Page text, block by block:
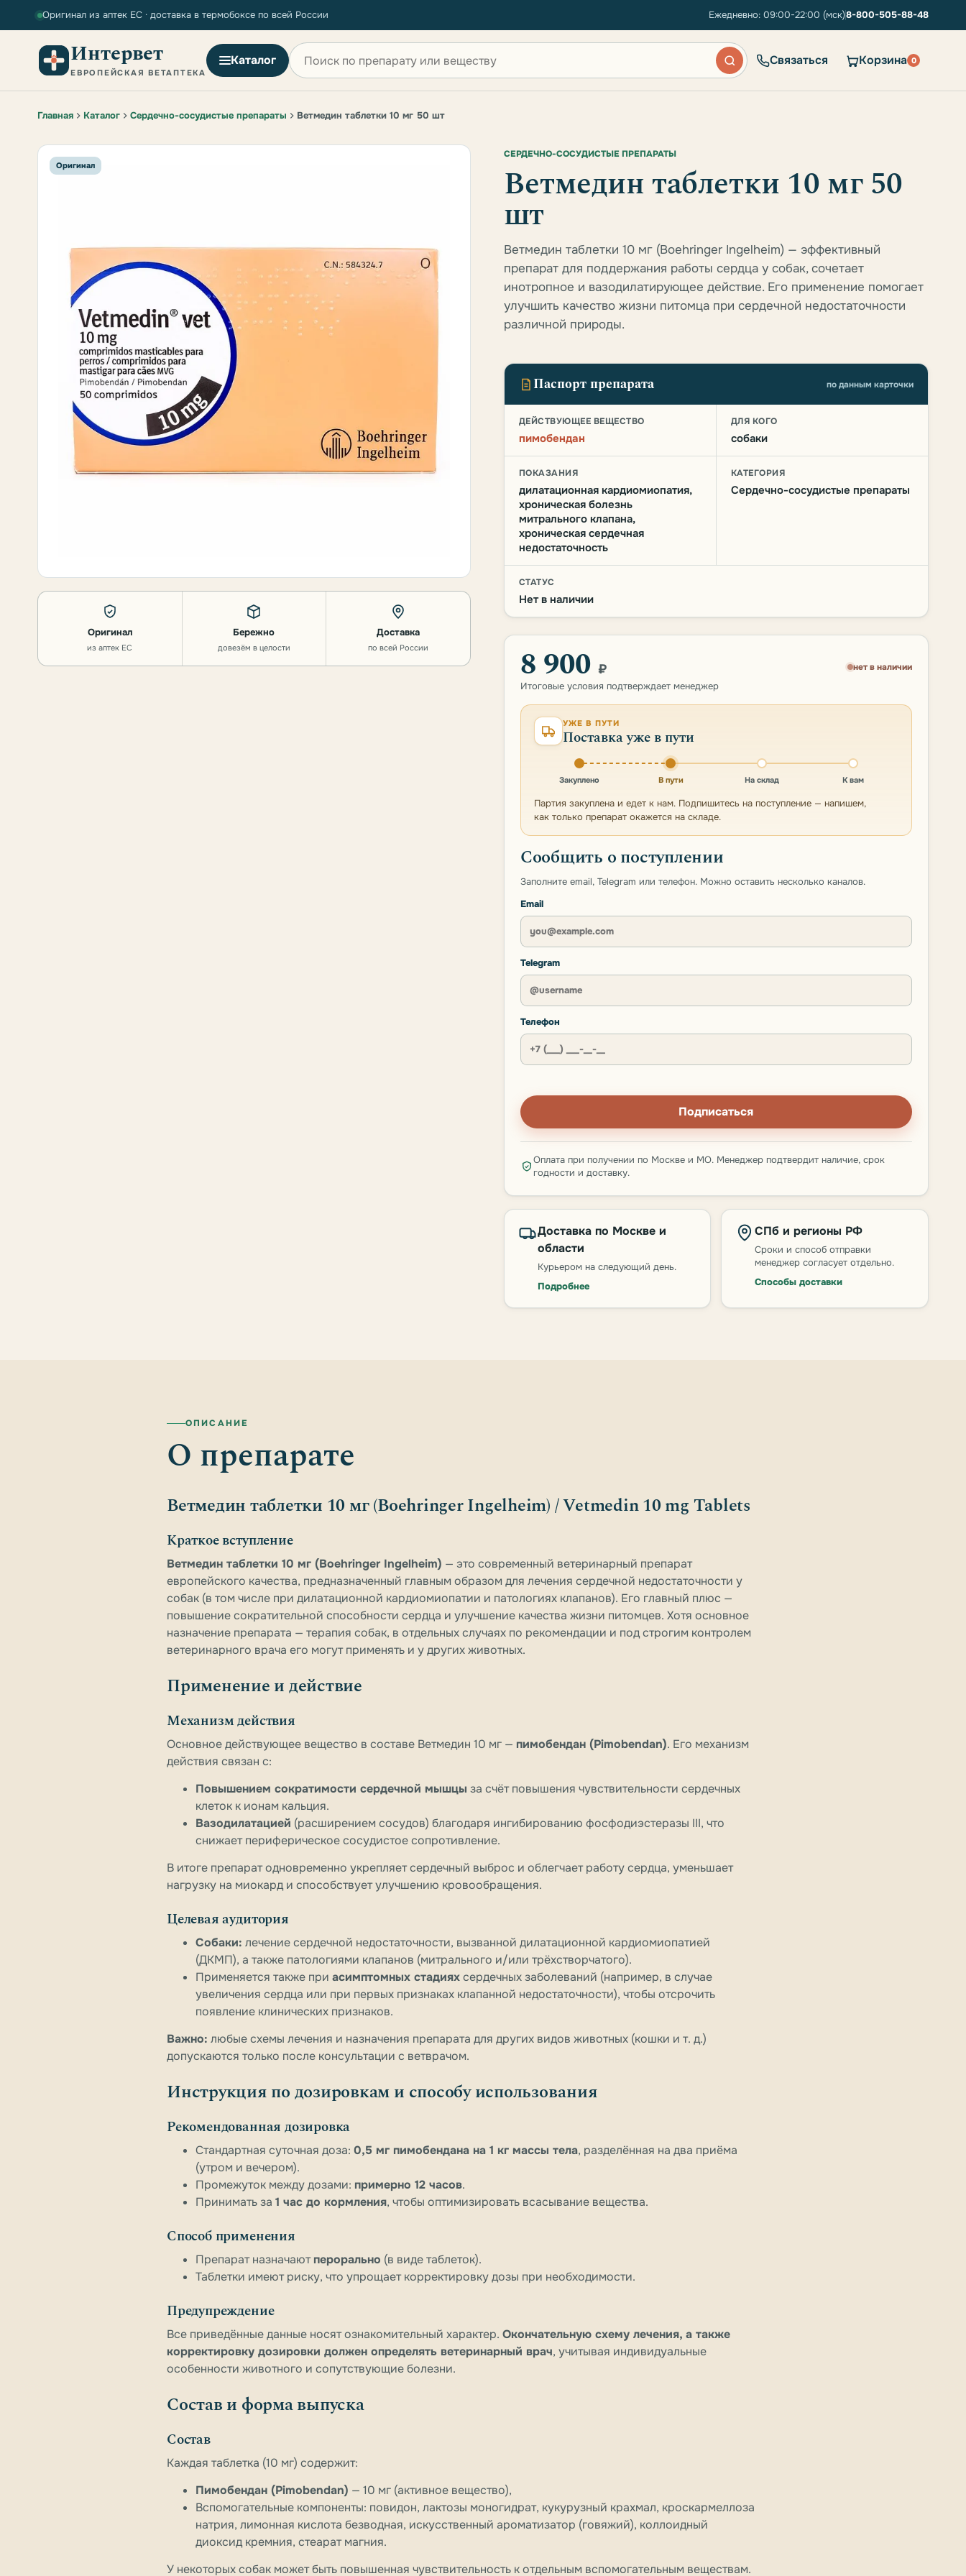
Оригинал из аптек ЕС · доставка в термобоксе по всей России Ежедневно: 09:00-22:00 (мск)8-800-505-88-48
Интервет
ЕВРОПЕЙСКАЯ ВЕТАПТЕКА
Каталог
Поиск по сайту
Связаться Корзина 0
Главная Каталог Сердечно-сосудистые препараты Ветмедин таблетки 10 мг 50 шт
Оригинал
Оригинал
из аптек ЕС
Бережно
довезём в целости
Доставка
по всей России
СЕРДЕЧНО-СОСУДИСТЫЕ ПРЕПАРАТЫ
Ветмедин таблетки 10 мг 50
шт
Ветмедин таблетки 10 мг (Boehringer Ingelheim) — эффективный
препарат для поддержания работы сердца у собак, сочетает
инотропное и вазодилатирующее действие. Его применение помогает
улучшить качество жизни питомца при сердечной недостаточности
различной природы.
Паспорт препарата по данным карточки
ДЕЙСТВУЮЩЕЕ ВЕЩЕСТВО
пимобендан
ДЛЯ КОГО
собаки
ПОКАЗАНИЯ
дилатационная кардиомиопатия,
хроническая болезнь
митрального клапана,
хроническая сердечная
недостаточность
КАТЕГОРИЯ
Сердечно-сосудистые препараты
СТАТУС
Нет в наличии
8 900 ₽
Итоговые условия подтверждает менеджер
нет в наличии
УЖЕ В ПУТИ
Поставка уже в пути
Закуплено В пути На склад К вам
Партия закуплена и едет к нам. Подпишитесь на поступление — напишем,
как только препарат окажется на складе.
Сообщить о поступлении
Заполните email, Telegram или телефон. Можно оставить несколько каналов.
Email
Telegram
Телефон
Подписаться
Оплата при получении по Москве и МО. Менеджер подтвердит наличие, срок
годности и доставку.
Доставка по Москве и
области
Курьером на следующий день.
Подробнее
СПб и регионы РФ
Сроки и способ отправки
менеджер согласует отдельно.
Способы доставки
ОПИСАНИЕ
О препарате
Ветмедин таблетки 10 мг (Boehringer Ingelheim) / Vetmedin 10 mg Tablets
Краткое вступление
Ветмедин таблетки 10 мг (Boehringer Ingelheim) — это современный ветеринарный препарат
европейского качества, предназначенный главным образом для лечения сердечной недостаточности у
собак (в том числе при дилатационной кардиомиопатии и патологиях клапанов). Его главный плюс —
повышение сократительной способности сердца и улучшение качества жизни питомцев. Хотя основное
назначение препарата — терапия собак, в отдельных случаях по рекомендации и под строгим контролем
ветеринарного врача его могут применять и у других животных.
Применение и действие
Механизм действия
Основное действующее вещество в составе Ветмедин 10 мг — пимобендан (Pimobendan). Его механизм
действия связан с:
Повышением сократимости сердечной мышцы за счёт повышения чувствительности сердечных
клеток к ионам кальция.
Вазодилатацией (расширением сосудов) благодаря ингибированию фосфодиэстеразы III, что
снижает периферическое сосудистое сопротивление.
В итоге препарат одновременно укрепляет сердечный выброс и облегчает работу сердца, уменьшает
нагрузку на миокард и способствует улучшению кровообращения.
Целевая аудитория
Собаки: лечение сердечной недостаточности, вызванной дилатационной кардиомиопатией
(ДКМП), а также патологиями клапанов (митрального и/или трёхстворчатого).
Применяется также при асимптомных стадияхсердечных заболеваний (например, в случае
увеличения сердца или при первых признаках клапанной недостаточности), чтобы отсрочить
появление клинических признаков.
Важно: любые схемы лечения и назначения препарата для других видов животных (кошки и т. д.)
допускаются только после консультации с ветврачом.
Инструкция по дозировкам и способу использования
Рекомендованная дозировка
Стандартная суточная доза: 0,5 мг пимобендана на 1 кг массы тела, разделённая на два приёма
(утром и вечером).
Промежуток между дозами: примерно 12 часов.
Принимать за 1 час до кормления, чтобы оптимизировать всасывание вещества.
Способ применения
Препарат назначаютперорально (в виде таблеток).
Таблетки имеют риску, что упрощает корректировку дозы при необходимости.
Предупреждение
Все приведённые данные носят ознакомительный характер. Окончательную схему лечения, а также
корректировку дозировки должен определять ветеринарный врач, учитывая индивидуальные
особенности животного и сопутствующие болезни.
Состав и форма выпуска
Состав
Каждая таблетка (10 мг) содержит:
Пимобендан (Pimobendan) — 10 мг (активное вещество),
Вспомогательные компоненты: повидон, лактозы моногидрат, кукурузный крахмал, кроскармеллоза
натрия, лимонная кислота безводная, искусственный ароматизатор (говяжий), коллоидный
диоксид кремния, стеарат магния.
У некоторых собак может быть повышенная чувствительность к отдельным вспомогательным веществам.